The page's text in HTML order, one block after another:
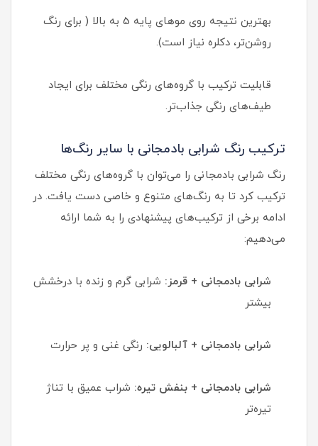
بهترین نتیجه روی موهای پایه 5 به بالا ( برای رنگ
روشن‌تر، دکلره نیاز است).
قابلیت ترکیب با گروه‌های رنگی مختلف برای ایجاد
طیف‌های رنگی جذاب‌تر.
ترکیب رنگ شرابی بادمجانی با سایر رنگ‌ها
رنگ شرابی بادمجانی را می‌توان با گروه‌های رنگی مختلف
ترکیب کرد تا به رنگ‌های متنوع و خاصی دست یافت. در
ادامه برخی از ترکیب‌های پیشنهادی را به شما ارائه
می‌دهیم:
شرابی بادمجانی + قرمز: شرابی گرم و زنده با درخشش
بیشتر
شرابی بادمجانی + آلبالویی: رنگی غنی و پر حرارت
شرابی بادمجانی + بنفش تیره: شراب عمیق با تناژ
تیره‌تر